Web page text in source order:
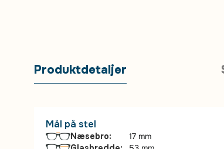
Produktdetaljer
Mål på stel
Næsebro:
17 mm